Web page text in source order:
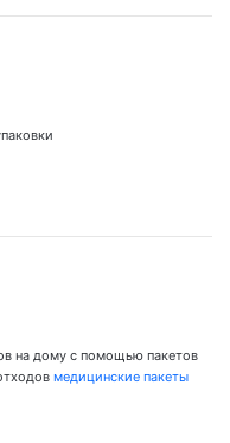
на дому с помощью пакетов
медицинские пакеты